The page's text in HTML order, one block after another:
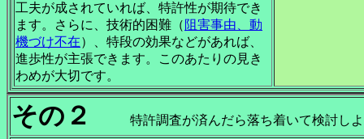
工夫が成されていれば、特許性が期待でき
ます。さらに、技術的困難（ 阻害事由、動
機づけ不在）、特段の効果などがあれば、
進歩性が主張できます。このあたりの見き
わめが大切です。
その２
特許調査が済んだら落ち着いて検討し